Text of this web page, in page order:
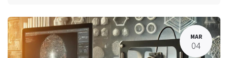
MAR
04